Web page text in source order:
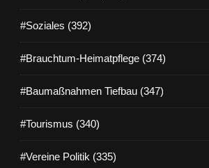
#Soziales (392)
#Brauchtum-Heimatpflege (374)
#Baumaßnahmen Tiefbau (347)
#Tourismus (340)
#Vereine Politik (335)